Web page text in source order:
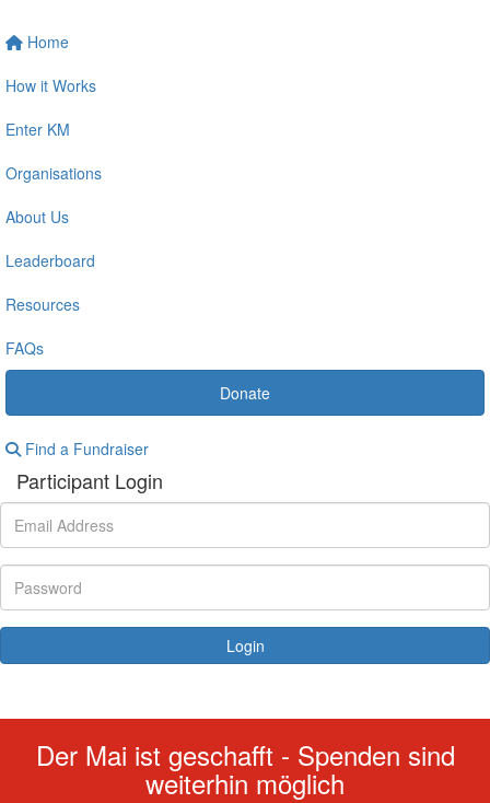
Home
How it Works
Enter KM
Organisations
About Us
Leaderboard
Resources
FAQs
Donate
Find a Fundraiser
Participant Login
Login
Der Mai ist geschafft - Spenden sind
weiterhin möglich